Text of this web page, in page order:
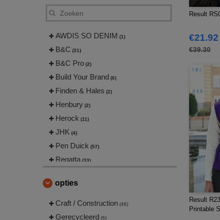
AWDIS SO DENIM (1)
B&C (31)
B&C Pro (2)
Build Your Brand (6)
Finden & Hales (2)
Henbury (2)
Herock (11)
JHK (4)
Pen Duick (57)
Regatta (33)
Russell
Spiro (5)
Starworld (4)
opties
Craft / Construction (46)
Gerecycleerd (6)
Result
€21.92
€39.30
Result
Printable